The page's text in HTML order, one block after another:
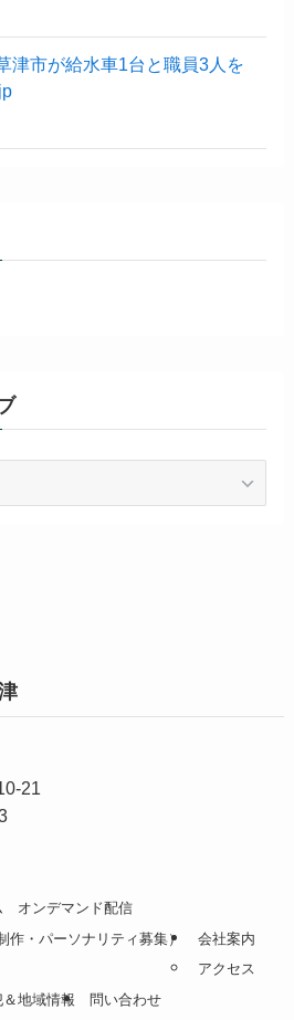
津市が給水車1台と職員3人を
21
オンデマンド配信
・パーソナリティ募集）
会社案内
アクセス
地域情報
問い合わせ